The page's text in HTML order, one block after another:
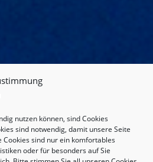
nutzen können, sind Cookies
sind notwendig, damit unsere Seite
sind nur ein komfortables
oder für besonders auf Sie